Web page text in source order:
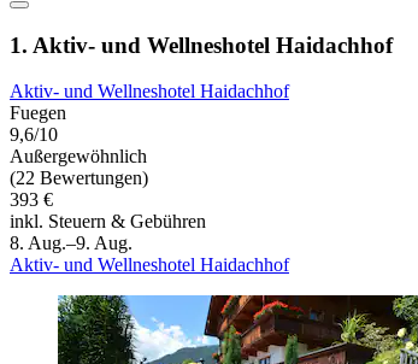
1. Aktiv- und Wellneshotel Haidachhof
Aktiv- und Wellneshotel Haidachhof
Fuegen
9,6/10
Außergewöhnlich
(22 Bewertungen)
393 €
inkl. Steuern & Gebühren
8. Aug.–9. Aug.
Aktiv- und Wellneshotel Haidachhof